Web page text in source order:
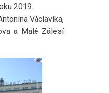
2019.
Václavíka,
a Malé Zálesí